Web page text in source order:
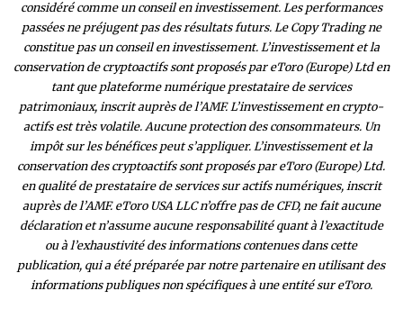
considéré comme un conseil en investissement. Les performances
passées ne préjugent pas des résultats futurs. Le Copy Trading ne
constitue pas un conseil en investissement. L’investissement et la
conservation de cryptoactifs sont proposés par eToro (Europe) Ltd en
tant que plateforme numérique prestataire de services
patrimoniaux, inscrit auprès de l’AMF. L’investissement en crypto-
actifs est très volatile. Aucune protection des consommateurs. Un
impôt sur les bénéfices peut s’appliquer. L’investissement et la
conservation des cryptoactifs sont proposés par eToro (Europe) Ltd.
en qualité de prestataire de services sur actifs numériques, inscrit
auprès de l’AMF. eToro USA LLC n’offre pas de CFD, ne fait aucune
déclaration et n’assume aucune responsabilité quant à l’exactitude
ou à l’exhaustivité des informations contenues dans cette
publication, qui a été préparée par notre partenaire en utilisant des
informations publiques non spécifiques à une entité sur eToro.